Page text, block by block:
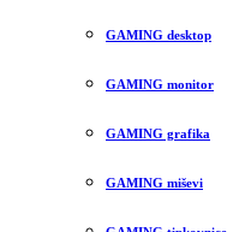
GAMING desktop
GAMING monitor
GAMING grafika
GAMING miševi